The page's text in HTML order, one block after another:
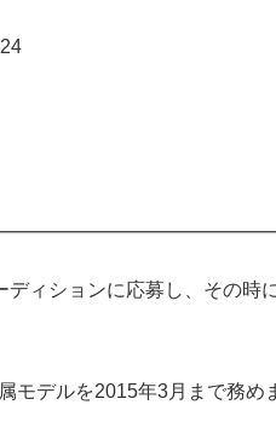
ィションに応募し、その時
モデルを2015年3月まで務め